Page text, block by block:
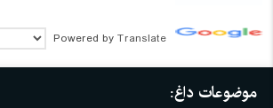
Powered by Translate
موضوعات داغ: